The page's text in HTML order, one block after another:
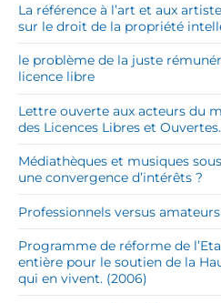
La référence à l’art et aux
sur le droit de la propriété
le problème de la juste
licence libre
Lettre ouverte aux acteurs du
des Licences Libres et Ouvertes.
Médiathèques et musiques
une convergence d’intérêts ?
Professionnels versus
Programme de réforme de
entière pour le soutien de la
qui en vivent. (2006)